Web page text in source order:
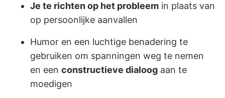
Je te richten op het probleem in plaats van
op persoonlijke aanvallen
Humor en een luchtige benadering te
gebruiken om spanningen weg te nemen
en een constructieve dialoog aan te
moedigen